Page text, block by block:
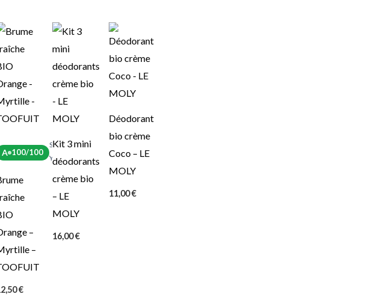
A 100/100
Score
Yuka
–
–
€
Kit 3 mini
déodorants
crème bio
– LE
MOLY
16,00€
Déodorant
bio crème
Coco – LE
MOLY
11,00€